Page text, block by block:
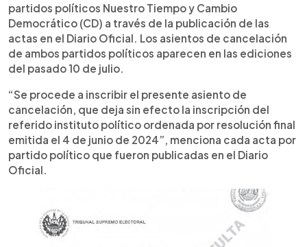
partidos políticos Nuestro Tiempo y Cambio
Democrático (CD) a través de la publicación de las
actas en el Diario Oficial. Los asientos de cancelación
de ambos partidos políticos aparecen en las ediciones
del pasado 10 de julio.
“Se procede a inscribir el presente asiento de
cancelación, que deja sin efecto la inscripción del
referido instituto político ordenada por resolución final
emitida el 4 de junio de 2024”, menciona cada acta por
partido político que fueron publicadas en el Diario
Oficial.